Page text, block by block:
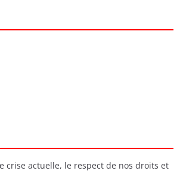
crise actuelle, le respect de nos droits et